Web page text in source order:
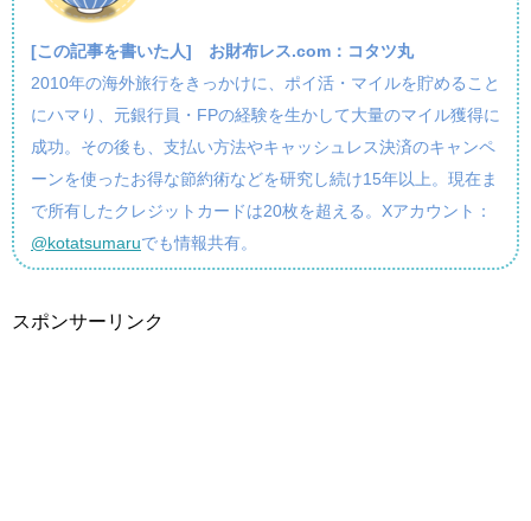
[この記事を書いた人] お財布レス.com：コタツ丸
2010年の海外旅行をきっかけに、ポイ活・マイルを貯めること
にハマり、元銀行員・FPの経験を生かして大量のマイル獲得に
成功。その後も、支払い方法やキャッシュレス決済のキャンペ
ーンを使ったお得な節約術などを研究し続け15年以上。現在ま
で所有したクレジットカードは20枚を超える。Xアカウント：
@kotatsumaruでも情報共有。
スポンサーリンク